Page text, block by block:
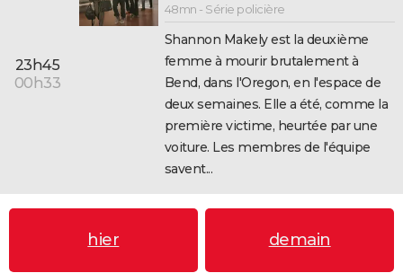
23h45
00h33
48mn - Série policière
Shannon Makely est la deuxième
femme à mourir brutalement à
Bend, dans l'Oregon, en l'espace de
deux semaines. Elle a été, comme la
première victime, heurtée par une
voiture. Les membres de l'équipe
savent...
hier demain